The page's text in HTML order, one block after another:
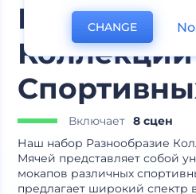
Коллекции
Включает 8 сцен
Наш набор Разнообразие
Мячей представляет собой
мокапов различных
предлагает широкий спектр
CHANGE